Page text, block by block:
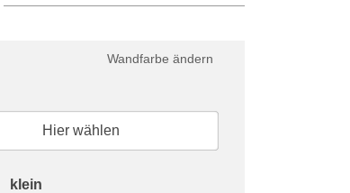
Wandfarbe ändern
Hier wählen
klein